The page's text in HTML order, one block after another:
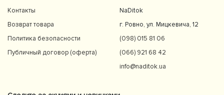
Контакты
Возврат товара
Политика безопасности
Публичный договор (оферта)
NaDitok
г. Ровно, ул. Мицкевича, 12
(098) 015 81 06
(066) 921 68 42
info@naditok.ua